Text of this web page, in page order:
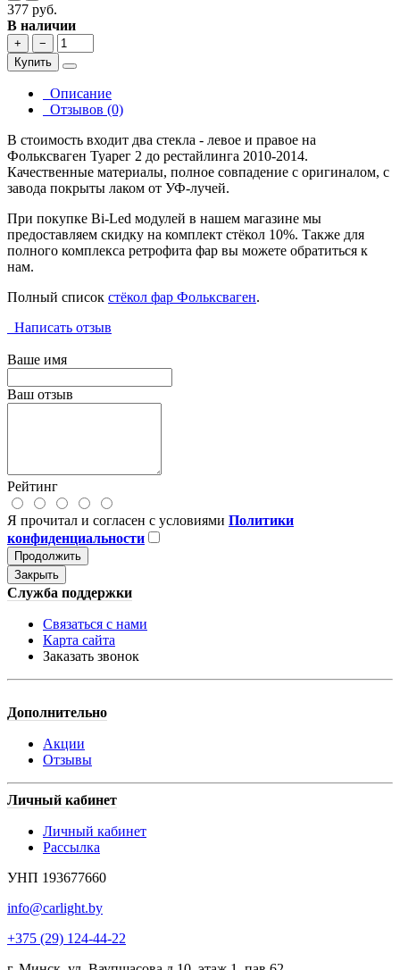
377 руб.
В наличии
+
−
Купить
Описание
Отзывов (0)
В стоимость входит два стекла - левое и правое на
Фольксваген Туарег 2 до рестайлинга 2010-2014.
Качественные материалы, полное совпадение с оригиналом, с
завода покрыты лаком от УФ-лучей.
При покупке Bi-Led модулей в нашем магазине мы
предоставляем скидку на комплект стёкол 10%. Также для
полного комплекса ретрофита фар вы можете обратиться к
нам.
Полный список стёкол фар Фольксваген.
Написать отзыв
Ваше имя
Ваш отзыв
Рейтинг
Я прочитал и согласен с условиями Политики
конфиденциальности
Продолжить
Закрыть
Служба поддержки
Связаться с нами
Карта сайта
Заказать звонок
Дополнительно
Акции
Отзывы
Личный кабинет
Личный кабинет
Рассылка
УНП 193677660
info@carlight.by
+375 (29) 124-44-22